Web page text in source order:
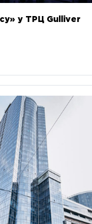
у ТРЦ Gulliver